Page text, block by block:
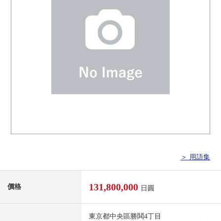
＞ 用語集
價格 131,800,000 日圓
東京都中央區勝鬨4丁目